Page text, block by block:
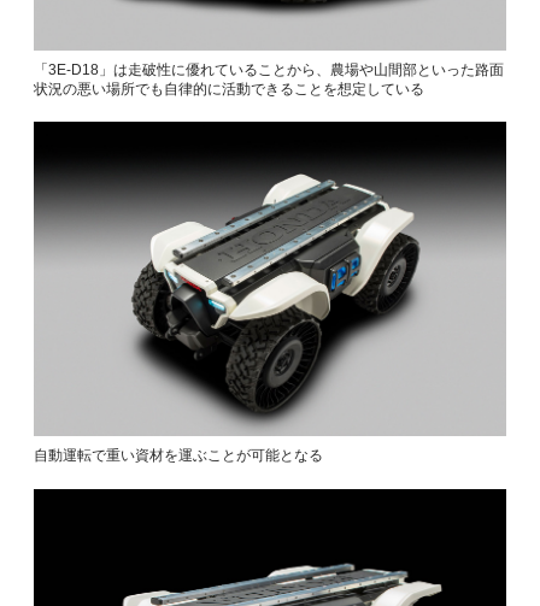
「3E-D18」は走破性に優れていることから、農場や山間部といった路面
状況の悪い場所でも自律的に活動できることを想定している
自動運転で重い資材を運ぶことが可能となる